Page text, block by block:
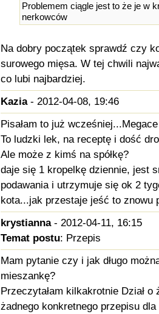
Problemem ciągle jest to że je w
nerkowców
Na dobry początek sprawdź czy
surowego mięsa. W tej chwili
co lubi najbardziej.
Kazia- 2012-04-08, 19:46
Pisałam to już
To ludzki lek, na receptę i dość
Ale może z kimś na spółkę?
daje się 1 kropelkę dziennie, jest
podawania i utrzymuje się ok 2
kota...jak przestaje jeść to znowu
krystianna- 2012-04-11, 16:15
Temat postu: Przepis
Mam pytanie czy i jak długo
mieszankę?
Przeczytałam kilkakrotnie Dział
żadnego konkretnego przepisu